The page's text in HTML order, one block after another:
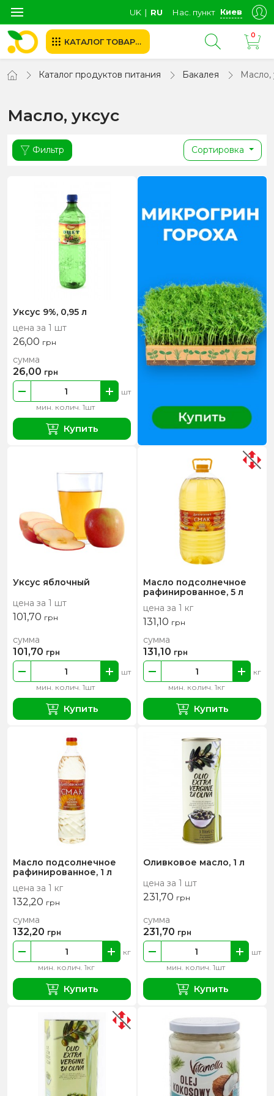
UK ∣ RU Нас. пункт Киев
КАТАЛОГ ТОВАРОВ
0
Каталог продуктов питания Бакалея Масло,
Масло, уксус
Фильтр Сортировка
Уксус 9%, 0,95 л
цена за 1 шт
26,00 грн
мин. колич. 1шт
шт
сумма
26,00 грн
Купить
Уксус яблочный
цена за 1 шт
101,70 грн
мин. колич. 1шт
шт
сумма
101,70 грн
Купить
Масло подсолнечное
рафинированное, 5 л
цена за 1 кг
131,10 грн
мин. колич. 1кг
кг
сумма
131,10 грн
Купить
Масло подсолнечное
рафинированное, 1 л
цена за 1 кг
132,20 грн
мин. колич. 1кг
кг
сумма
132,20 грн
Купить
Оливковое масло, 1 л
цена за 1 шт
231,70 грн
мин. колич. 1шт
шт
сумма
231,70 грн
Купить